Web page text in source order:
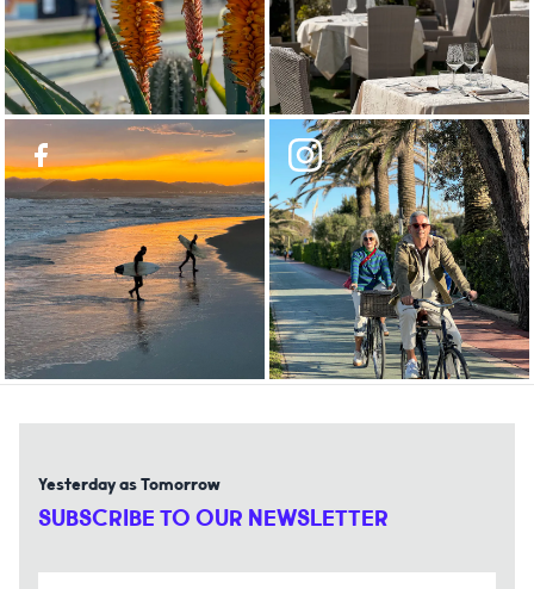
Yesterday as Tomorrow
SUBSCRIBE TO OUR NEWSLETTER